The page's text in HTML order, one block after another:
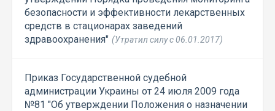
безопасности и эффективности лекарственных
средств в стационарах заведений
здравоохранения" (Утратил силу с 06.01.2017)
Приказ Государственной судебной
администрации Украины от 24 июля 2009 года
№81 "Об утверждении Положения о назначении